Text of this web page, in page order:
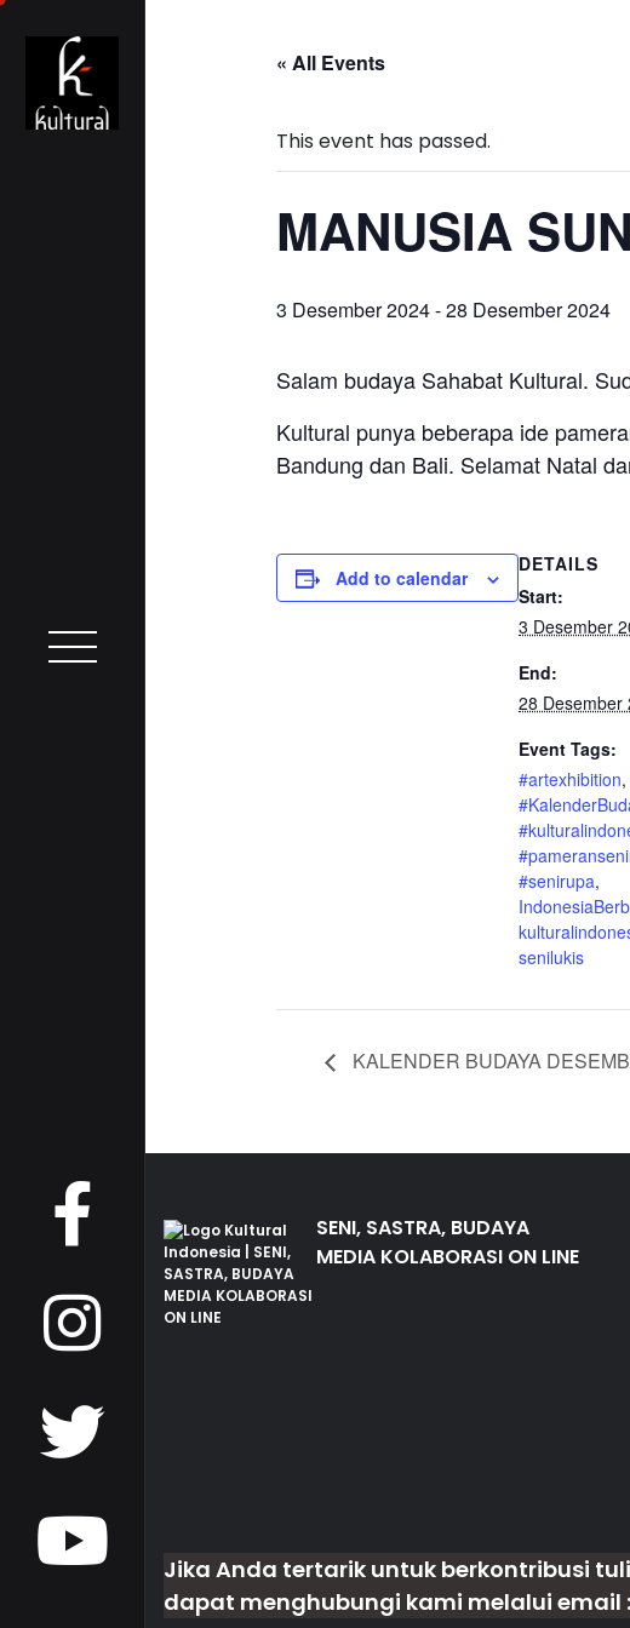
« All Events
This event has passed.
MANUSIA
3 Desember 2024-28 Desember 2024
Salam budaya Sahabat Kultural.
Kultural punya beberapa ide
Bandung dan Bali. Selamat Natal
Add to calendar
DETAILS
Start:
3 Desember
End:
28 Desember
Event Tags:
#artexhibition,
#senirupa,
senilukis
KALENDER BUDAYA
SENI, SASTRA, BUDAYA
MEDIA KOLABORASI ON LINE
Jika Anda tertarik untuk berkontribusi
dapat menghubungi kami melalui email :